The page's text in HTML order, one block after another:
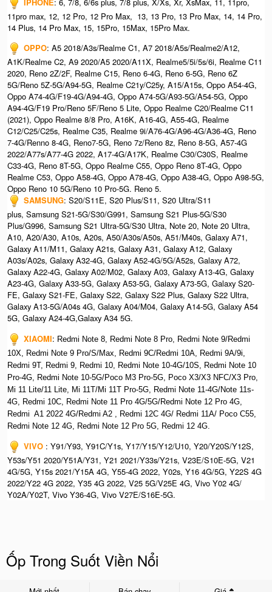
11pro max, 12, 12 Pro, 12 Pro Max, 13, 13 Pro, 13 Pro Max, 14, 14 Pro,
14 Plus, 14 Pro Max, 15, 15Pro, 15Max, 15Pro Max.
OPPO: A5 2018/A3s/Realme C1, A7 2018/A5s/Realme2/A12,
A1K/Realme C2, A9 2020/A5 2020/A11X, Realme5/5i/5s/6i, Realme C11
2020, Reno 2Z/2F, Realme C15, Reno 6-4G, Reno 6-5G, Reno 6Z
5G/Reno 5Z-5G/A94-5G, Realme C21y/C25y, A15/A15s, Oppo A54-4G,
Oppo A74-4G/F19-4G/A94-4G, Oppo A74-5G/A93-5G/A54-5G, Oppo
A94-4G/F19 Pro/Reno 5F/Reno 5 Lite, Oppo Realme C20/Realme C11
(2021), Oppo Realme 8/8 Pro, A16K, A16-4G, A55-4G, Realme
C12/C25/C25s, Realme C35, Realme 9i/A76-4G/A96-4G/A36-4G, Reno
7-4G/Renno 8-4G, Reno7-5G, Reno 7z/Reno 8z, Reno 8-5G, A57-4G
2022/A77s/A77-4G 2022, A17-4G/A17K, Realme C30/C30S, Realme
C33-4G, Reno 8T-5G, Oppo Realme C55, Oppo Reno 8T-4G, Oppo
Realme C53, Oppo A58-4G, Oppo A78-4G, Oppo A38-4G, Oppo A98-5G,
Oppo Reno 10 5G/Reno 10 Pro-5G. Reno 5.
SAMSUNG: S20/S11E, S20 Plus/S11, S20 Ultra/S11
plus, Samsung S21-5G/S30/G991, Samsung S21 Plus-5G/S30
Plus/G996, Samsung S21 Ultra-5G/S30 Ultra, Note 20, Note 20 Ultra,
A10, A20/A30, A10s, A20s, A50/A30s/A50s, A51/M40s, Galaxy A71,
Galaxy A11/M11, Galaxy A21s, Galaxy A31, Galaxy A12, Galaxy
A03s/A02s, Galaxy A32-4G, Galaxy A52-4G/5G/A52s, Galaxy A72,
Galaxy A22-4G, Galaxy A02/M02, Galaxy A03, Galaxy A13-4G, Galaxy
A23-4G, Galaxy A33-5G, Galaxy A53-5G, Galaxy A73-5G, Galaxy S20-
FE, Galaxy S21-FE, Galaxy S22, Galaxy S22 Plus, Galaxy S22 Ultra,
Galaxy A13-5G/A04s 4G, Galaxy A04/M04, Galaxy A14-5G, Galaxy A54
5G, Galaxy A24-4G,Galaxy A34 5G.
XIAOMI: Redmi Note 8, Redmi Note 8 Pro, Redmi Note 9/Redmi
10X, Redmi Note 9 Pro/S/Max, Redmi 9C/Redmi 10A, Redmi 9A/9i,
Redmi 9T, Redmi 9, Redmi 10, Redmi Note 10-4G/10S, Redmi Note 10
Pro-4G, Redmi Note 10-5G/Poco M3 Pro-5G, Poco X3/X3 NFC/X3 Pro,
Mi 11 Lite/11 Lite, Mi 11T/Mi 11T Pro-5G, Redmi Note 11-4G/Note 11s-
4G, Redmi 10C, Redmi Note 11 Pro 4G/5G/Redmi Note 12 Pro 4G,
Redmi A1 2022 4G/Redmi A2 , Redmi 12C 4G/ Redmi 11A/ Poco C55,
Redmi Note 12 4G, Redmi Note 12 Pro 5G, Redmi 12 4G.
VIVO : Y91/Y93, Y91C/Y1s, Y17/Y15/Y12/U10, Y20/Y20S/Y12S,
Y53s/Y51 2020/Y51A/Y31, Y21 2021/Y33s/Y21s, V23E/S10E-5G, V21
4G/5G, Y15s 2021/Y15A 4G, Y55-4G 2022, Y02s, Y16 4G/5G, Y22S 4G
2022/Y22 4G 2022, Y35 4G 2022, V25 5G/V25E 4G, Vivo Y02 4G/
Y02A/Y02T, Vivo Y36-4G, Vivo V27E/S16E-5G.
Ốp Trong Suốt Viền Nổi